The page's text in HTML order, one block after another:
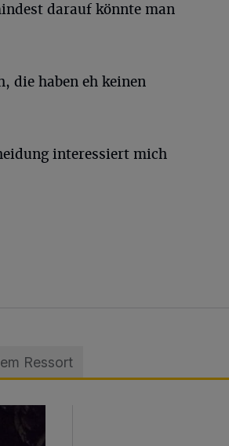
darauf könnte man
die haben eh keinen
interessiert mich
Ressort